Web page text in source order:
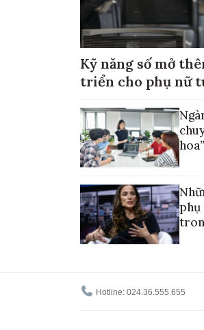
Kỹ năng số mở
triển cho phụ nữ
hoa”
phụ
Hotline: 024.36.555.655